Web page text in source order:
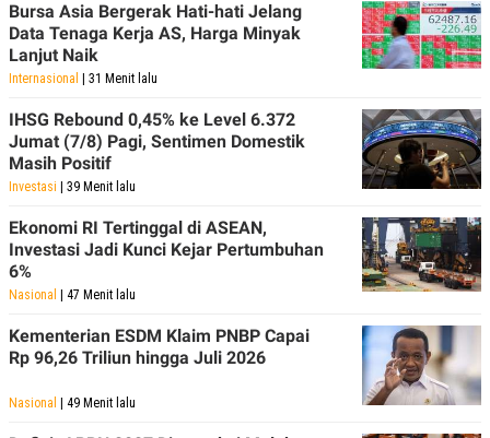
Bursa Asia Bergerak Hati-hati Jelang
Data Tenaga Kerja AS, Harga Minyak
Lanjut Naik
Internasional | 31 Menit lalu
IHSG Rebound 0,45% ke Level 6.372
Jumat (7/8) Pagi, Sentimen Domestik
Masih Positif
Investasi | 39 Menit lalu
Ekonomi RI Tertinggal di ASEAN,
Investasi Jadi Kunci Kejar Pertumbuhan
6%
Nasional | 47 Menit lalu
Kementerian ESDM Klaim PNBP Capai
Rp 96,26 Triliun hingga Juli 2026
Nasional | 49 Menit lalu